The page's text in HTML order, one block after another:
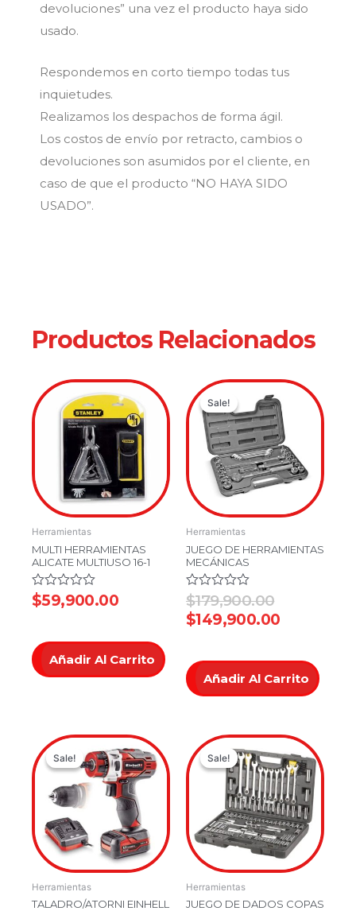
devoluciones” una vez el producto haya sido
usado.
Respondemos en corto tiempo todas tus
inquietudes.
Realizamos los despachos de forma ágil.
Los costos de envío por retracto, cambios o
devoluciones son asumidos por el cliente, en
caso de que el producto “NO HAYA SIDO
USADO”.
Productos Relacionados
Herramientas
MULTI HERRAMIENTAS
ALICATE MULTIUSO 16-1
Valorado
en
5
$59,900.00
Añadir Al Carrito
Sale!
Sale!
Herramientas
JUEGO DE HERRAMIENTAS
MECÁNICAS
Valorado
en
0
$179,900.00
Original
price
was:
$149,900.00
Current
price
is:
Añadir Al Carrito
Sale!
Sale!
Herramientas
TALADRO/ATORNI EINHELL
Original
price
was:
$449,900.00.
Current
price
is:
$349,900.00.
Sale!
Sale!
Herramientas
JUEGO DE DADOS COPAS
Original
price
was:
Current
price
is: